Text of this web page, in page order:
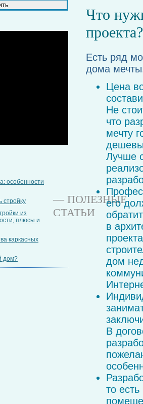
— ПОЛЕЗНЫЕ
СТАТЬИ
особенности
стройку
из
плюсы и
каркасных
дом?
Что
проекта?
Есть ряд
дома
Цена
Не
что
мечту
Лучше
его
в
дом
В
то